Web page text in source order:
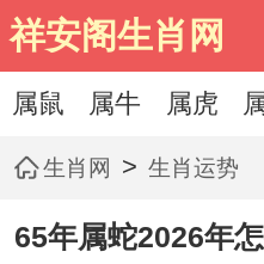
祥安阁生肖网
属鼠 属牛 属虎
生肖网 > 生肖运势
65年属蛇2026年